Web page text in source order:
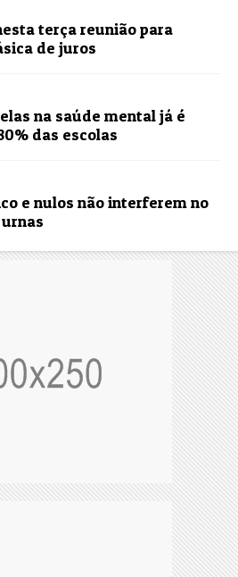
terça reunião para
de juros
na saúde mental já é
das escolas
e nulos não interferem no